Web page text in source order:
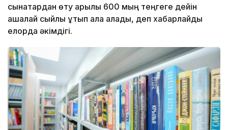
сынақтардан өту арқылы 600 мың теңгеге дейін
ақшалай сыйлық ұтып ала алады, деп хабарлайды
елорда әкімдігі.